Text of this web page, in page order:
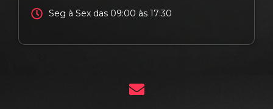
Seg à Sex das 09:00 às 17:30